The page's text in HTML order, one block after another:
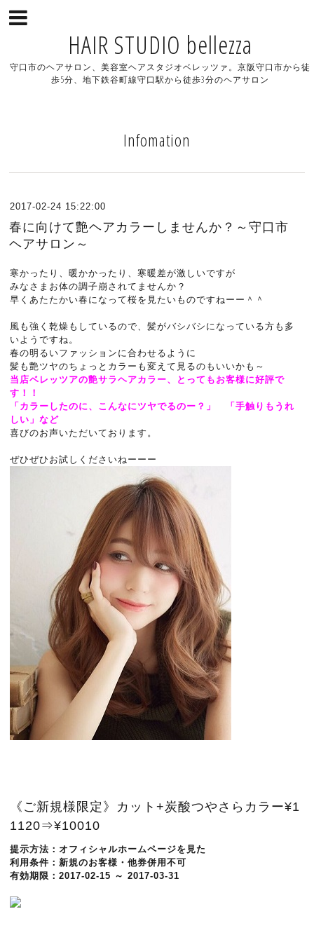
HAIR STUDIO bellezza
守口市のヘアサロン、美容室ヘアスタジオベレッツァ。京阪守口市から徒
歩5分、地下鉄谷町線守口駅から徒歩3分のヘアサロン
Infomation
2017-02-24 15:22:00
春に向けて艶ヘアカラーしませんか？～守口市
ヘアサロン～
寒かったり、暖かかったり、寒暖差が激しいですが
みなさまお体の調子崩されてませんか？
早くあたたかい春になって桜を見たいものですねーー＾＾
風も強く乾燥もしているので、髪がバシバシになっている方も多
いようですね。
春の明るいファッションに合わせるように
髪も艶ツヤのちょっとカラーも変えて見るのもいいかも～
当店ベレッツアの艶サラヘアカラー、とってもお客様に好評で
す！！
「カラーしたのに、こんなにツヤでるのー？」 「手触りもうれ
しい」など
喜びのお声いただいております。
ぜひぜひお試しくださいねーーー
《ご新規様限定》カット+炭酸つやさらカラー¥1
1120⇒¥10010
提示方法：オフィシャルホームページを見た
利用条件：新規のお客様・他券併用不可
有効期限：2017-02-15 ～ 2017-03-31